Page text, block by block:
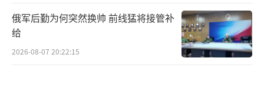
俄军后勤为何突然换帅 前线猛将接管补
给
2026-08-07 20:22:15